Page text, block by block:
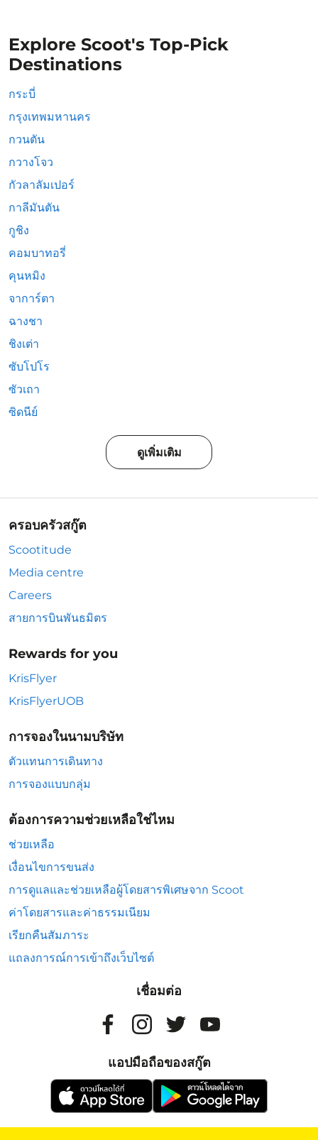
Explore Scoot's Top-Pick
Destinations
กระบี่
กรุงเทพมหานคร
กวนตัน
กวางโจว
กัวลาลัมเปอร์
กาลีมันตัน
กูชิง
คอมบาทอรี่
คุนหมิง
จาการ์ตา
ฉางชา
ชิงเต่า
ซับโปโร
ซัวเถา
ซิดนีย์
ดูเพิ่มเติม
ครอบครัวสกู๊ต
Scootitude
Media centre
Careers
สายการบินพันธมิตร
Rewards for you
KrisFlyer
KrisFlyerUOB
การจองในนามบริษัท
ตัวแทนการเดินทาง
การจองแบบกลุ่ม
ต้องการความช่วยเหลือใช่ไหม
ช่วยเหลือ
เงื่อนไขการขนส่ง
การดูแลและช่วยเหลือผู้โดยสารพิเศษจาก Scoot
ค่าโดยสารและค่าธรรมเนียม
เรียกคืนสัมภาระ
แถลงการณ์การเข้าถึงเว็บไซต์
เชื่อมต่อ
แอปมือถือของสกู๊ต